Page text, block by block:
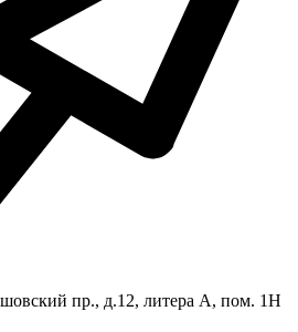
пр., д.12, литера А, пом. 1Н